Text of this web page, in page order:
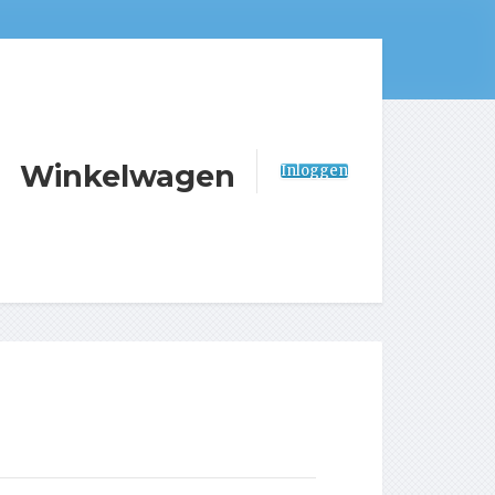
Winkelwagen Inloggen